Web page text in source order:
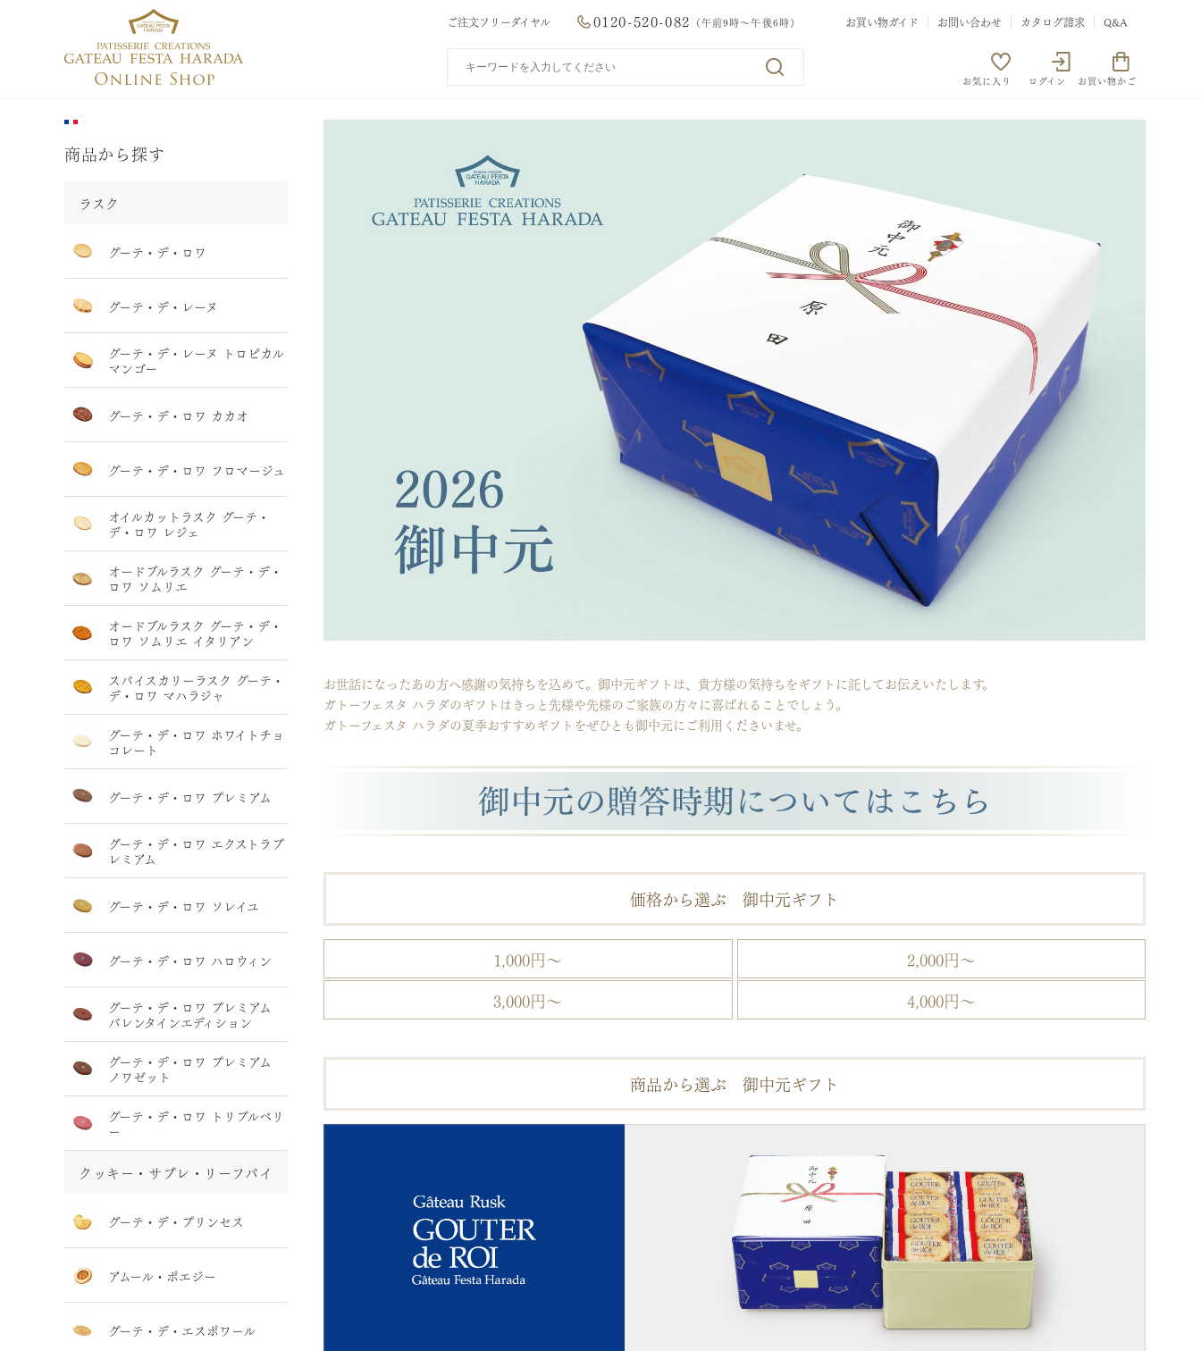
ご注文フリーダイヤル 0120-520-082 （午前9時～午後6時） お買い物ガイド お問い合わせ カタログ請求 Q&A
お気に入り ログイン お買い物かご
商品から探す
ラスク
グーテ・デ・ロワ
グーテ・デ・レーヌ
グーテ・デ・レーヌ トロピカル
マンゴー
グーテ・デ・ロワ カカオ
グーテ・デ・ロワ フロマージュ
オイルカットラスク グーテ・
デ・ロワ レジェ
オードブルラスク グーテ・デ・
ロワ ソムリエ
オードブルラスク グーテ・デ・
ロワ ソムリエ イタリアン
スパイスカリーラスク グーテ・
デ・ロワ マハラジャ
グーテ・デ・ロワ ホワイトチョ
コレート
グーテ・デ・ロワ プレミアム
グーテ・デ・ロワ エクストラプ
レミアム
グーテ・デ・ロワ ソレイユ
グーテ・デ・ロワ ハロウィン
グーテ・デ・ロワ プレミアム
バレンタインエディション
グーテ・デ・ロワ プレミアム
ノワゼット
グーテ・デ・ロワ トリプルベリ
ー
クッキー・サブレ・リーフパイ
グーテ・デ・プリンセス
アムール・ポエジー
グーテ・デ・エスポワール
お世話になったあの方へ感謝の気持ちを込めて。御中元ギフトは、貴方様の気持ちをギフトに託してお伝えいたします。
ガトーフェスタ ハラダのギフトはきっと先様や先様のご家族の方々に喜ばれることでしょう。
ガトーフェスタ ハラダの夏季おすすめギフトをぜひとも御中元にご利用くださいませ。
価格から選ぶ 御中元ギフト
1,000円～
2,000円～
3,000円～
4,000円～
商品から選ぶ 御中元ギフト